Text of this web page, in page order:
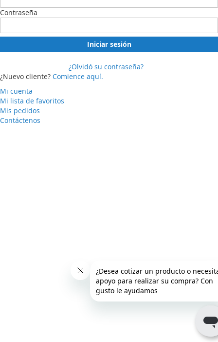
Contraseña
Iniciar sesión
¿Olvidó su contraseña?
¿Nuevo cliente? Comience aquí.
Mi cuenta
Mi lista de favoritos
Mis pedidos
Contáctenos